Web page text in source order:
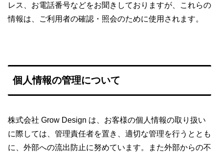
レス、お電話番号などをお聞きしておりますが、これらの
情報は、ご利用者の確認・照会のために使用されます。
個人情報の管理について
株式会社 Grow Design は、お客様の個人情報の取り扱い
に際しては、管理責任者を置き、適切な管理を行うととも
に、外部への流出防止に努めています。また外部からの不